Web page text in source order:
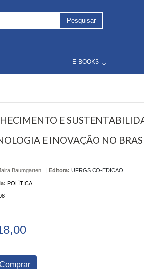
Pesquisar
E-BOOKS
E
E INOVAÇÃO NO
Baumgarten | Editora: UFRGS CO-EDICAO
POLÍTICA